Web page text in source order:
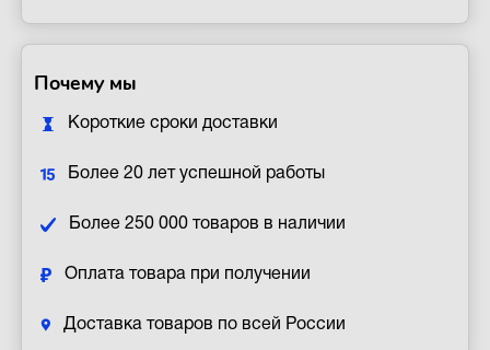
Почему мы
Короткие сроки доставки
Более 20 лет успешной работы
Более 250 000 товаров в наличии
Оплата товара при получении
Доставка товаров по всей России